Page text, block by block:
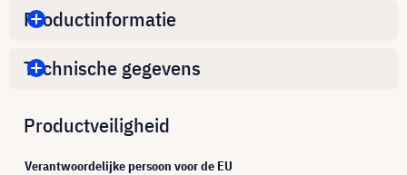
Productinformatie
Technische gegevens
Productveiligheid
Verantwoordelijke persoon voor de EU